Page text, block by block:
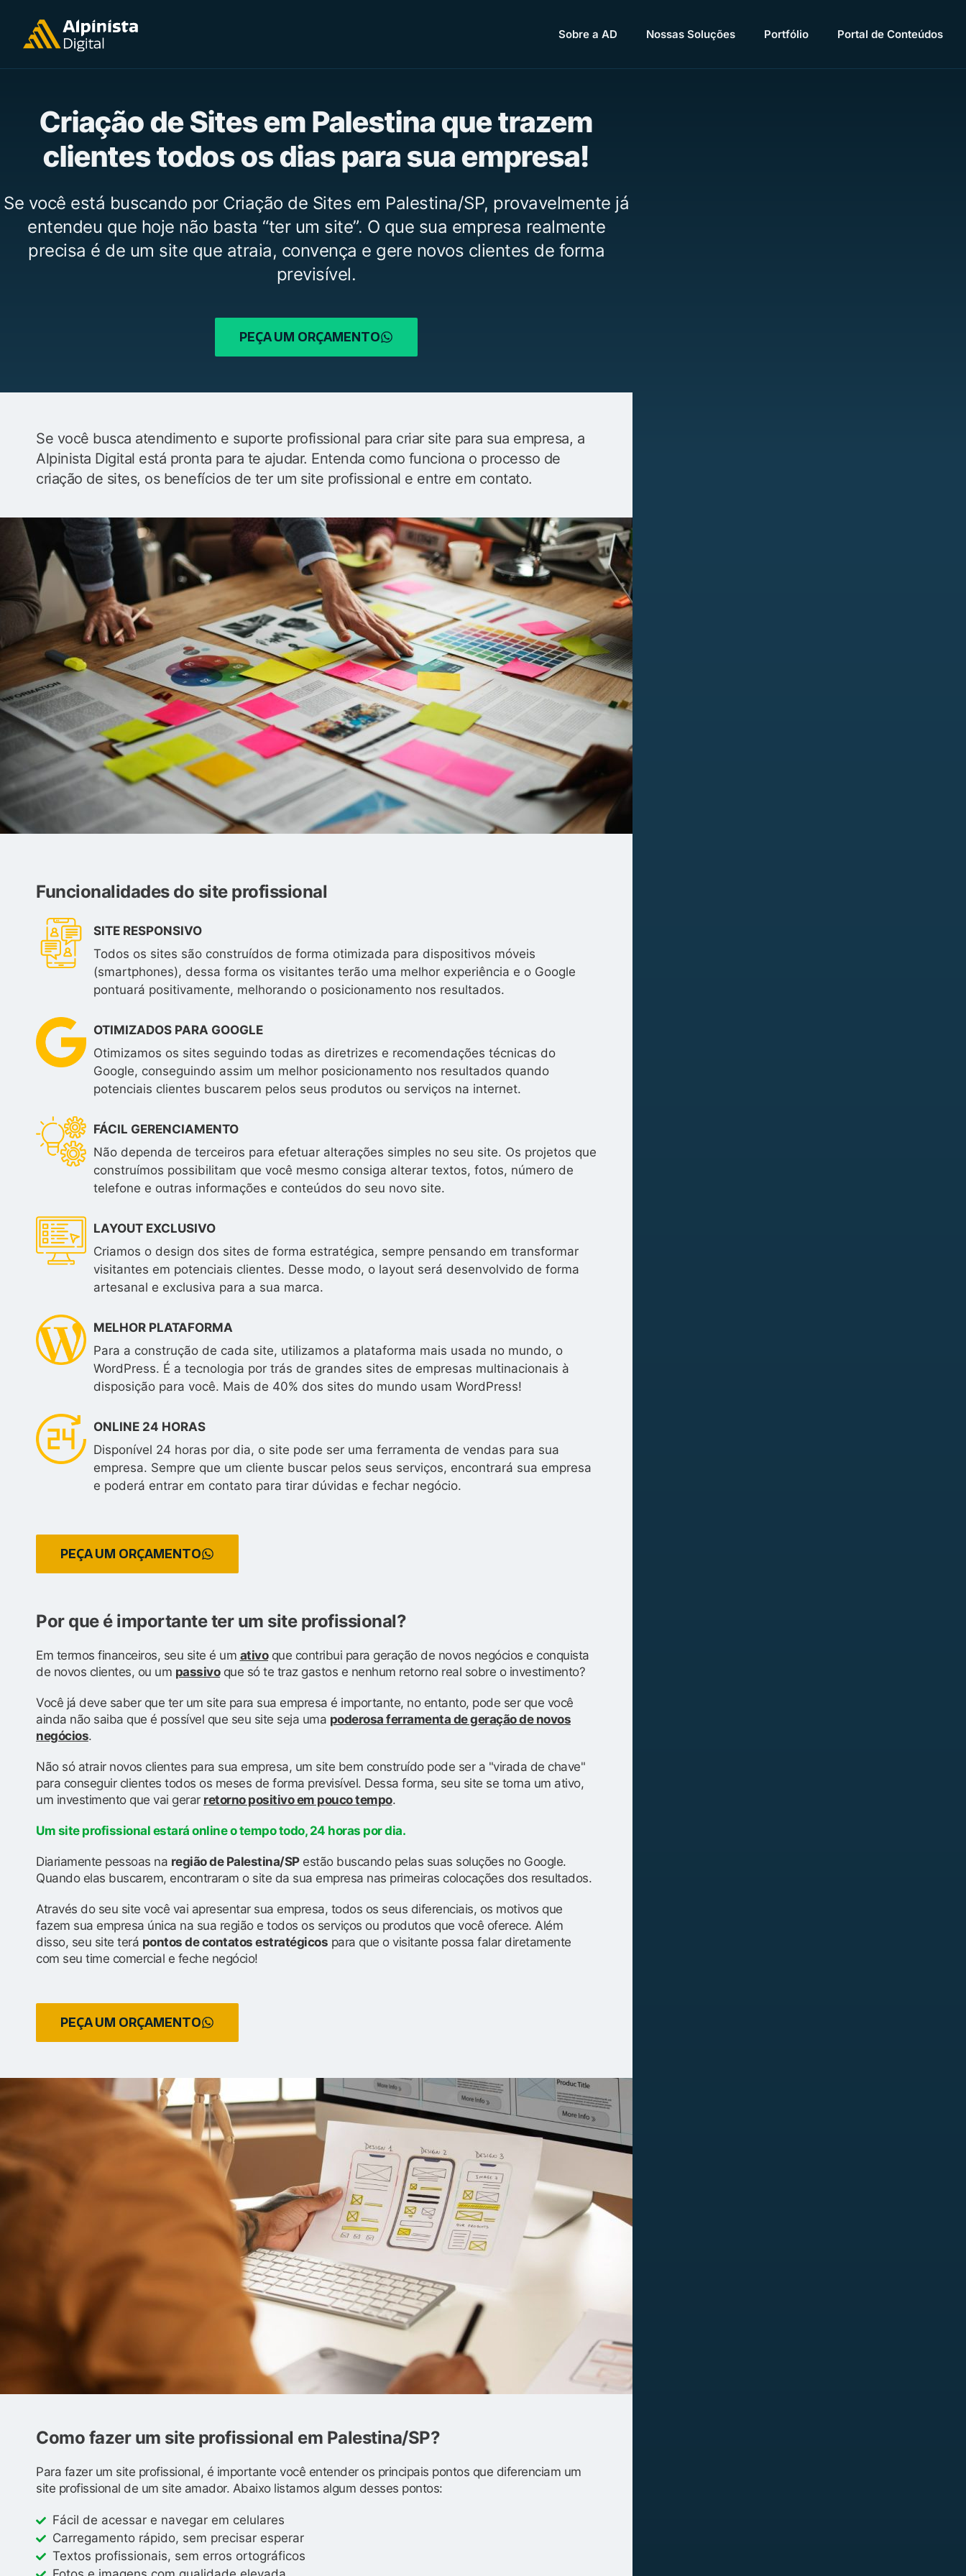
Sobre a AD Nossas Soluções Portfólio Portal de Conteúdos
Criação de Sites em Palestina que trazem
clientes todos os dias para sua empresa!
Se você está buscando por Criação de Sites em Palestina/SP, provavelmente já
entendeu que hoje não basta “ter um site”. O que sua empresa realmente
precisa é de um site que atraia, convença e gere novos clientes de forma
previsível.
PEÇA UM ORÇAMENTO
Se você busca atendimento e suporte profissional para criar site para sua empresa, a
Alpinista Digital está pronta para te ajudar. Entenda como funciona o processo de
criação de sites, os benefícios de ter um site profissional e entre em contato.
Funcionalidades do site profissional
SITE RESPONSIVO
Todos os sites são construídos de forma otimizada para dispositivos móveis
(smartphones), dessa forma os visitantes terão uma melhor experiência e o Google
pontuará positivamente, melhorando o posicionamento nos resultados.
OTIMIZADOS PARA GOOGLE
Otimizamos os sites seguindo todas as diretrizes e recomendações técnicas do
Google, conseguindo assim um melhor posicionamento nos resultados quando
potenciais clientes buscarem pelos seus produtos ou serviços na internet.
FÁCIL GERENCIAMENTO
Não dependa de terceiros para efetuar alterações simples no seu site. Os projetos que
construímos possibilitam que você mesmo consiga alterar textos, fotos, número de
telefone e outras informações e conteúdos do seu novo site.
LAYOUT EXCLUSIVO
Criamos o design dos sites de forma estratégica, sempre pensando em transformar
visitantes em potenciais clientes. Desse modo, o layout será desenvolvido de forma
artesanal e exclusiva para a sua marca.
MELHOR PLATAFORMA
Para a construção de cada site, utilizamos a plataforma mais usada no mundo, o
WordPress. É a tecnologia por trás de grandes sites de empresas multinacionais à
disposição para você. Mais de 40% dos sites do mundo usam WordPress!
ONLINE 24 HORAS
Disponível 24 horas por dia, o site pode ser uma ferramenta de vendas para sua
empresa. Sempre que um cliente buscar pelos seus serviços, encontrará sua empresa
e poderá entrar em contato para tirar dúvidas e fechar negócio.
PEÇA UM ORÇAMENTO
Por que é importante ter um site profissional?
Em termos financeiros, seu site é um ativoque contribui para geração de novos negócios e conquista
de novos clientes, ou um passivoque só te traz gastos e nenhum retorno real sobre o investimento?
Você já deve saber que ter um site para sua empresa é importante, no entanto, pode ser que você
ainda não saiba que é possível que seu site seja uma poderosa ferramenta de geração de novos
negócios.
Não só atrair novos clientes para sua empresa, um site bem construído pode ser a "virada de chave"
para conseguir clientes todos os meses de forma previsível. Dessa forma, seu site se torna um ativo,
um investimento que vai gerar retorno positivo em pouco tempo.
Um site profissional estará online o tempo todo, 24 horas por dia.
Diariamente pessoas na região de Palestina/SPestão buscando pelas suas soluções no Google.
Quando elas buscarem, encontraram o site da sua empresa nas primeiras colocações dos resultados.
Através do seu site você vai apresentar sua empresa, todos os seus diferenciais, os motivos que
fazem sua empresa única na sua região e todos os serviços ou produtos que você oferece. Além
disso, seu site terá pontos de contatos estratégicos para que o visitante possa falar diretamente
com seu time comercial e feche negócio!
PEÇA UM ORÇAMENTO
Como fazer um site profissional em Palestina/SP?
Para fazer um site profissional, é importante você entender os principais pontos que diferenciam um
site profissional de um site amador. Abaixo listamos algum desses pontos:
Fácil de acessar e navegar em celulares
Carregamento rápido, sem precisar esperar
Textos profissionais, sem erros ortográficos